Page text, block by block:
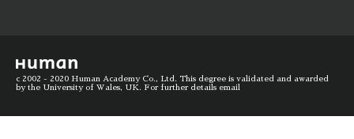
c 2002 - 2020 Human Academy Co., Ltd. This degree is validated and awarded
by the University of Wales, UK. For further details email